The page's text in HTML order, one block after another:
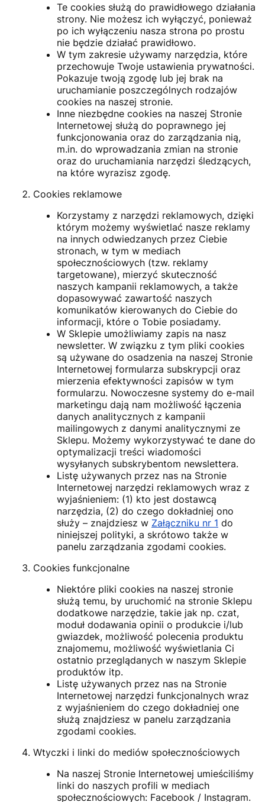
Te cookies służą do prawidłowego działania
strony. Nie możesz ich wyłączyć, ponieważ
po ich wyłączeniu nasza strona po prostu
nie będzie działać prawidłowo.
W tym zakresie używamy narzędzia, które
przechowuje Twoje ustawienia prywatności.
Pokazuje twoją zgodę lub jej brak na
uruchamianie poszczególnych rodzajów
cookies na naszej stronie.
Inne niezbędne cookies na naszej Stronie
Internetowej służą do poprawnego jej
funkcjonowania oraz do zarządzania nią,
m.in. do wprowadzania zmian na stronie
oraz do uruchamiania narzędzi śledzących,
na które wyrazisz zgodę.
Cookies reklamowe
Korzystamy z narzędzi reklamowych, dzięki
którym możemy wyświetlać nasze reklamy
na innych odwiedzanych przez Ciebie
stronach, w tym w mediach
społecznościowych (tzw. reklamy
targetowane), mierzyć skuteczność
naszych kampanii reklamowych, a także
dopasowywać zawartość naszych
komunikatów kierowanych do Ciebie do
informacji, które o Tobie posiadamy.
W Sklepie umożliwiamy zapis na nasz
newsletter. W związku z tym pliki cookies
są używane do osadzenia na naszej Stronie
Internetowej formularza subskrypcji oraz
mierzenia efektywności zapisów w tym
formularzu. Nowoczesne systemy do e-mail
marketingu dają nam możliwość łączenia
danych analitycznych z kampanii
mailingowych z danymi analitycznymi ze
Sklepu. Możemy wykorzystywać te dane do
optymalizacji treści wiadomości
wysyłanych subskrybentom newslettera.
Listę używanych przez nas na Stronie
Internetowej narzędzi reklamowych wraz z
wyjaśnieniem: (1) kto jest dostawcą
narzędzia, (2) do czego dokładniej ono
służy – znajdziesz w Załączniku nr 1 do
niniejszej polityki, a skrótowo także w
panelu zarządzania zgodami cookies.
Cookies funkcjonalne
Niektóre pliki cookies na naszej stronie
służą temu, by uruchomić na stronie Sklepu
dodatkowe narzędzie, takie jak np. czat,
moduł dodawania opinii o produkcie i/lub
gwiazdek, możliwość polecenia produktu
znajomemu, możliwość wyświetlania Ci
ostatnio przeglądanych w naszym Sklepie
produktów itp.
Listę używanych przez nas na Stronie
Internetowej narzędzi funkcjonalnych wraz
z wyjaśnieniem do czego dokładniej one
służą znajdziesz w panelu zarządzania
zgodami cookies.
Wtyczki i linki do mediów społecznościowych
Na naszej Stronie Internetowej umieściliśmy
linki do naszych profili w mediach
społecznościowych: Facebook / Instagram.